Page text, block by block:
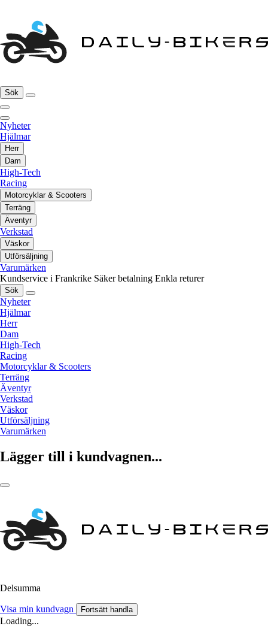
Sök
Nyheter
Hjälmar
Herr
Dam
High-Tech
Racing
Motorcyklar & Scooters
Terräng
Äventyr
Verkstad
Väskor
Utförsäljning
Varumärken
Kundservice i Frankrike Säker betalning Enkla returer
Sök
Nyheter
Hjälmar
Herr
Dam
High-Tech
Racing
Motorcyklar & Scooters
Terräng
Äventyr
Verkstad
Väskor
Utförsäljning
Varumärken
Lägger till i kundvagnen...
Delsumma
Visa min kundvagn Fortsätt handla
Loading...